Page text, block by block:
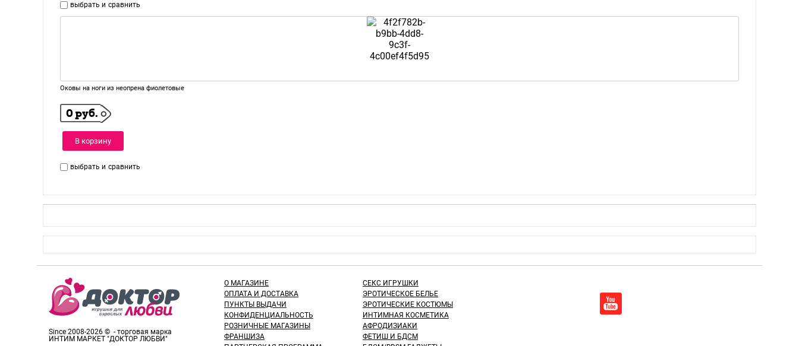
выбрать и сравнить
Оковы на ноги из неопрена фиолетовые
0 руб.
В корзину
выбрать и сравнить
Since 2008-2026 © - торговая марка
ИНТИМ МАРКЕТ "ДОКТОР ЛЮБВИ"
О МАГАЗИНЕ
ОПЛАТА И ДОСТАВКА
ПУНКТЫ ВЫДАЧИ
КОНФИДЕНЦИАЛЬНОСТЬ
РОЗНИЧНЫЕ МАГАЗИНЫ
ФРАНШИЗА
СЕКС ИГРУШКИ
ЭРОТИЧЕСКОЕ БЕЛЬЕ
ЭРОТИЧЕСКИЕ КОСТЮМЫ
ИНТИМНАЯ КОСМЕТИКА
АФРОДИЗИАКИ
ФЕТИШ И БДСМ